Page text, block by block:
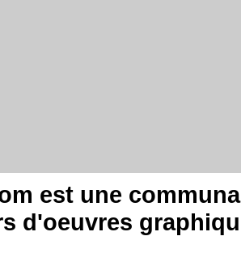
est une
d'oeuvres